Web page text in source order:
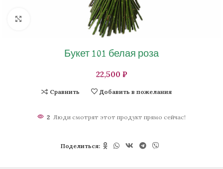
Нажмите, чтобы увеличить изображение
Букет 101 белая роза
₽
Сравнить Добавить в пожелания
2 Люди смотрят этот продукт прямо сейчас!
Поделиться: